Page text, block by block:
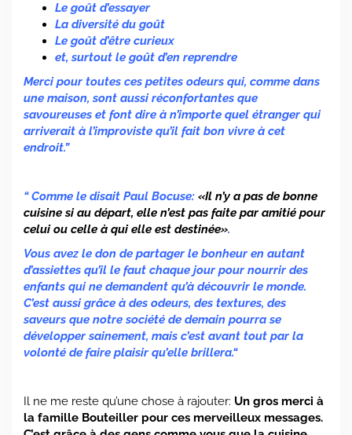
Le goût d’essayer
La diversité du goût
Le goût d’être curieux
et, surtout le goût d’en reprendre
Merci pour toutes ces petites odeurs qui, comme dans
une maison, sont aussi réconfortantes que
savoureuses et font dire à n’importe quel étranger qui
arriverait à l’improviste qu’il fait bon vivre à cet
endroit.”
“ Comme le disait Paul Bocuse: «Il n’y a pas de bonne
cuisine si au départ, elle n’est pas faite par amitié pour
celui ou celle à qui elle est destinée».
Vous avez le don de partager le bonheur en autant
d’assiettes qu’il le faut chaque jour pour nourrir des
enfants qui ne demandent qu’à découvrir le monde.
C’est aussi grâce à des odeurs, des textures, des
saveurs que notre société de demain pourra se
développer sainement, mais c’est avant tout par la
volonté de faire plaisir qu’elle brillera.“
Il ne me reste qu’une chose à rajouter: Un gros merci à
la famille Bouteiller pour ces merveilleux messages.